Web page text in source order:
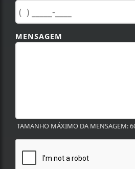
MENSAGEM
TAMANHO MÁXIMO DA MENSAGEM: